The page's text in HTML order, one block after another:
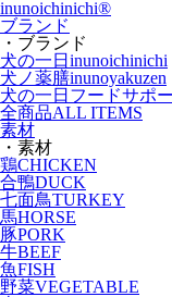
inunoichinichi®
ブランド
・ブランド
犬の一日 inunoichinichi
犬ノ薬膳inunoyakuzen
犬の一日フードサポ
全商品ALL ITEMS
素材
・素材
鶏CHICKEN
合鴨DUCK
七面鳥TURKEY
馬HORSE
豚PORK
牛BEEF
魚FISH
野菜VEGETABLE